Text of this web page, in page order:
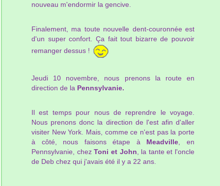
nouveau m'endormir la gencive.
Finalement, ma toute nouvelle dent-couronnée est
d'un super confort. Ça fait tout bizarre de pouvoir
remanger dessus !
Jeudi 10 novembre, nous prenons la route en
direction de la Pennsylvanie.
Il est temps pour nous de reprendre le voyage.
Nous prenons donc la direction de l'est afin d'aller
visiter New York. Mais, comme ce n'est pas la porte
à côté, nous faisons étape à Meadville , en
Pennsylvanie, chezToni et John , la tante et l'oncle
de Deb chez qui j'avais été il y a 22 ans.